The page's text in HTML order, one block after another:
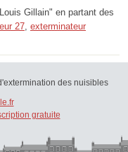
Gillain" en partant des
27 exterminateur
des nuisibles
gratuite